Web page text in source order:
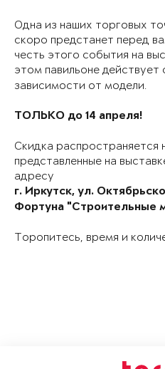
Одна из наших торговых
скоро предстанет перед
честь этого события на
этом павильоне действует
зависимости от модели.
ТОЛЬКО до 14 апреля!
Скидка распространяется
представленные на
адресу
г. Иркутск, ул.
Фортуна "Строительные
Торопитесь, время и